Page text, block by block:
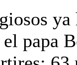
papa